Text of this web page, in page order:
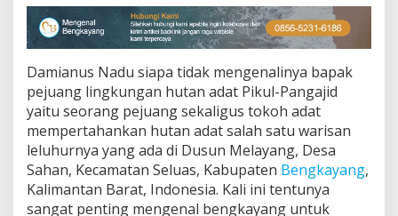
a
n
g
Damianus Nadu siapa tidak mengenalinya bapak
pejuang lingkungan hutan adat Pikul-Pangajid
yaitu seorang pejuang sekaligus tokoh adat
mempertahankan hutan adat salah satu warisan
leluhurnya yang ada di Dusun Melayang, Desa
Sahan, Kecamatan Seluas, Kabupaten Bengkayang,
Kalimantan Barat, Indonesia. Kali ini tentunya
sangat penting mengenal bengkayang untuk